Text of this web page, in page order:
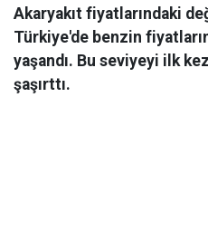
Akaryakıt fiyatlarındaki
Türkiye'de benzin
yaşandı. Bu seviyeyi ilk
şaşırttı.